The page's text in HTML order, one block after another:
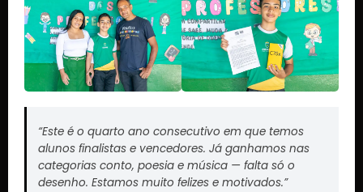
“Este é o quarto ano consecutivo em que temos
alunos finalistas e vencedores. Já ganhamos nas
categorias conto, poesia e música — falta só o
desenho. Estamos muito felizes e motivados.”